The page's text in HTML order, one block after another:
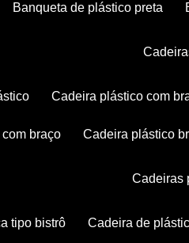
banqueta de plástico preta
cadeira plástico com
com braço cadeira plástico
tipo bistrô cadeira de